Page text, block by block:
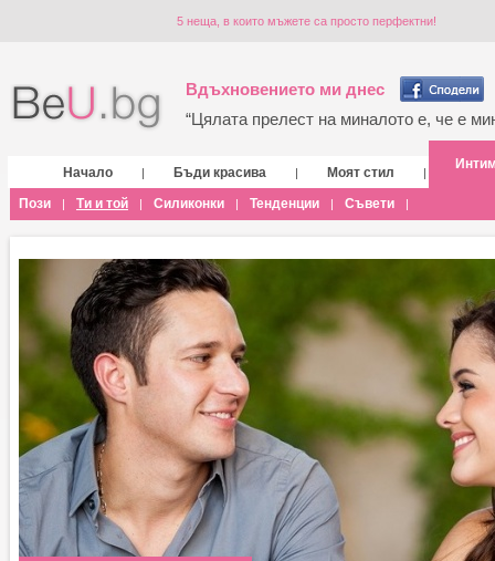
5 неща, в които мъжете са просто перфектни!
Вдъхновението ми днес
“Цялата прелест на миналото е, че е
Начало | Бъди красива | Моят стил |
Пози | Ти и той | Силиконки | Тенденции | Съвети |